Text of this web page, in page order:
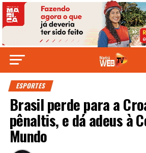
ESPORTES
Brasil perde para a
pênaltis, e dá adeus à
Mundo